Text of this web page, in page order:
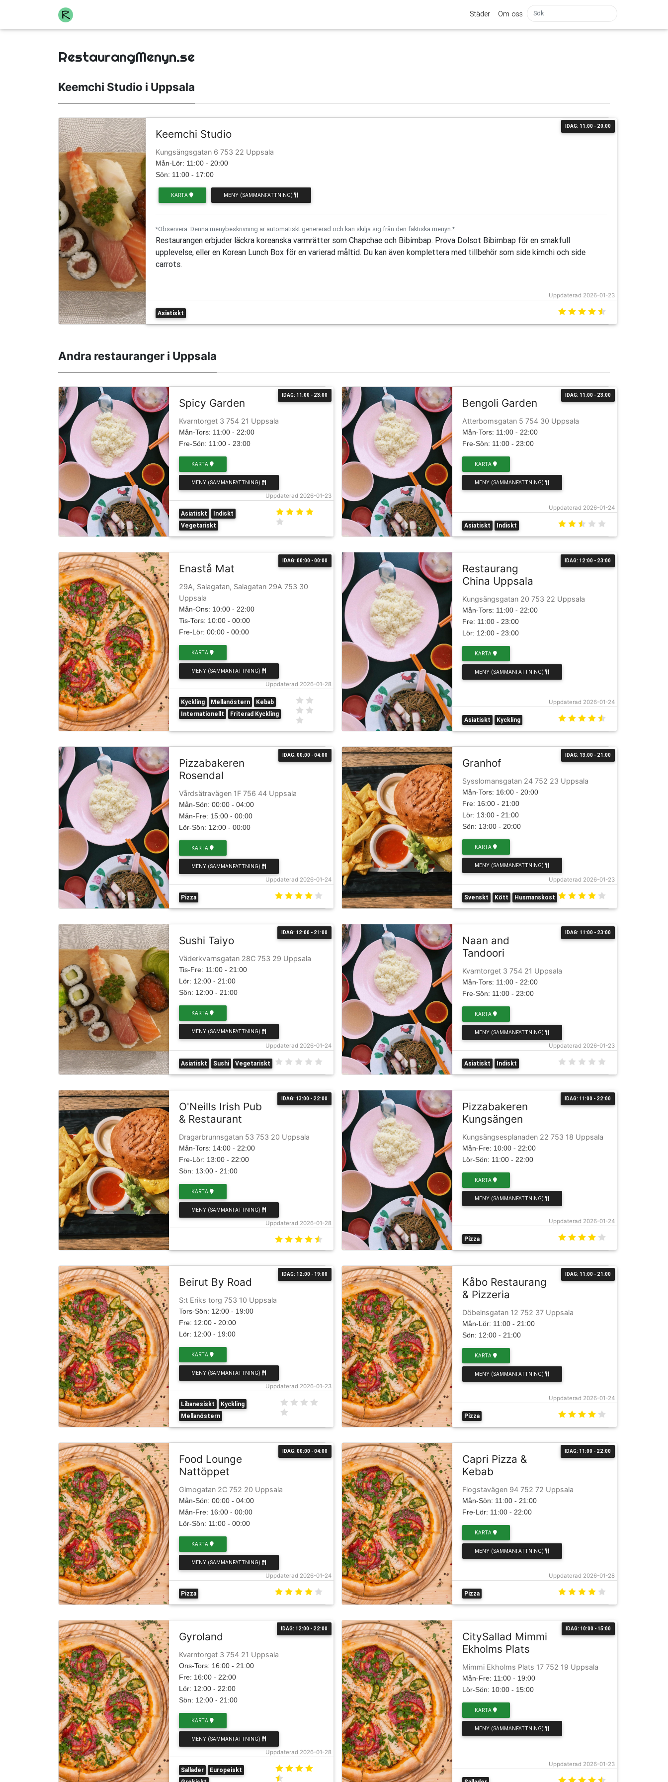
Städer Om oss
RestaurangMenyn.se
Keemchi Studio i Uppsala
IDAG: 11:00 - 20:00
Keemchi Studio
Kungsängsgatan 6 753 22 Uppsala
Mån-Lör: 11:00 - 20:00
Sön: 11:00 - 17:00
Uppdaterad 2026-01-23
KARTA MENY (SAMMANFATTNING)
*Observera: Denna menybeskrivning är automatiskt genererad och kan skilja sig från den faktiska menyn.*
Restaurangen erbjuder läckra koreanska varmrätter som Chapchae och Bibimbap. Prova Dolsot Bibimbap för en smakfull
upplevelse, eller en Korean Lunch Box för en varierad måltid. Du kan även komplettera med tillbehör som side kimchi och side
carrots.
Asiatiskt
Andra restauranger i Uppsala
IDAG: 11:00 - 23:00
Spicy Garden
Kvarntorget 3 754 21 Uppsala
Mån-Tors: 11:00 - 22:00
Fre-Sön: 11:00 - 23:00
Uppdaterad 2026-01-23
KARTA
MENY (SAMMANFATTNING)
Asiatiskt
Indiskt
Vegetariskt
IDAG: 11:00 - 23:00
Bengoli Garden
Atterbomsgatan 5 754 30 Uppsala
Mån-Tors: 11:00 - 22:00
Fre-Sön: 11:00 - 23:00
Uppdaterad 2026-01-24
KARTA
MENY (SAMMANFATTNING)
Asiatiskt Indiskt
IDAG: 00:00 - 00:00
Enastå Mat
29A, Salagatan, Salagatan 29A 753 30
Uppsala
Mån-Ons: 10:00 - 22:00
Tis-Tors: 10:00 - 00:00
Fre-Lör: 00:00 - 00:00
Uppdaterad 2026-01-28
KARTA
MENY (SAMMANFATTNING)
Kyckling Mellanöstern
Kebab
Internationellt
Friterad Kyckling
IDAG: 12:00 - 23:00
Restaurang
China Uppsala
Kungsängsgatan 20 753 22 Uppsala
Mån-Tors: 11:00 - 22:00
Fre: 11:00 - 23:00
Lör: 12:00 - 23:00
Uppdaterad 2026-01-24
KARTA
MENY (SAMMANFATTNING)
Asiatiskt Kyckling
IDAG: 00:00 - 04:00
Pizzabakeren
Rosendal
Vårdsätravägen 1F 756 44 Uppsala
Mån-Sön: 00:00 - 04:00
Mån-Fre: 15:00 - 00:00
Lör-Sön: 12:00 - 00:00
Uppdaterad 2026-01-24
KARTA
MENY (SAMMANFATTNING)
Pizza
IDAG: 13:00 - 21:00
Granhof
Sysslomansgatan 24 752 23 Uppsala
Mån-Tors: 16:00 - 20:00
Fre: 16:00 - 21:00
Lör: 13:00 - 21:00
Sön: 13:00 - 20:00
Uppdaterad 2026-01-23
KARTA
MENY (SAMMANFATTNING)
Svenskt Kött Husmanskost
IDAG: 12:00 - 21:00
Sushi Taiyo
Väderkvarnsgatan 28C 753 29 Uppsala
Tis-Fre: 11:00 - 21:00
Lör: 12:00 - 21:00
Sön: 12:00 - 21:00
Uppdaterad 2026-01-24
KARTA
MENY (SAMMANFATTNING)
Asiatiskt Sushi Vegetariskt
IDAG: 11:00 - 23:00
Naan and
Tandoori
Kvarntorget 3 754 21 Uppsala
Mån-Tors: 11:00 - 22:00
Fre-Sön: 11:00 - 23:00
Uppdaterad 2026-01-23
KARTA
MENY (SAMMANFATTNING)
Asiatiskt Indiskt
IDAG: 13:00 - 22:00
O'Neills Irish Pub
& Restaurant
Dragarbrunnsgatan 53 753 20 Uppsala
Mån-Tors: 14:00 - 22:00
Fre-Lör: 13:00 - 22:00
Sön: 13:00 - 21:00
Uppdaterad 2026-01-28
KARTA
MENY (SAMMANFATTNING)
IDAG: 11:00 - 22:00
Pizzabakeren
Kungsängen
Kungsängsesplanaden 22 753 18 Uppsala
Mån-Fre: 10:00 - 22:00
Lör-Sön: 11:00 - 22:00
Uppdaterad 2026-01-24
KARTA
MENY (SAMMANFATTNING)
Pizza
IDAG: 12:00 - 19:00
Beirut By Road
S:t Eriks torg 753 10 Uppsala
Tors-Sön: 12:00 - 19:00
Fre: 12:00 - 20:00
Lör: 12:00 - 19:00
Uppdaterad 2026-01-23
KARTA
MENY (SAMMANFATTNING)
Libanesiskt
Kyckling
Mellanöstern
IDAG: 11:00 - 21:00
Kåbo Restaurang
& Pizzeria
Döbelnsgatan 12 752 37 Uppsala
Mån-Lör: 11:00 - 21:00
Sön: 12:00 - 21:00
Uppdaterad 2026-01-24
KARTA
MENY (SAMMANFATTNING)
Pizza
IDAG: 00:00 - 04:00
Food Lounge
Nattöppet
Gimogatan 2C 752 20 Uppsala
Mån-Sön: 00:00 - 04:00
Mån-Fre: 16:00 - 00:00
Lör-Sön: 11:00 - 00:00
Uppdaterad 2026-01-24
KARTA
MENY (SAMMANFATTNING)
Pizza
IDAG: 11:00 - 22:00
Capri Pizza &
Kebab
Flogstavägen 94 752 72 Uppsala
Mån-Sön: 11:00 - 21:00
Fre-Lör: 11:00 - 22:00
Uppdaterad 2026-01-28
KARTA
MENY (SAMMANFATTNING)
Pizza
IDAG: 12:00 - 22:00
Gyroland
Kvarntorget 3 754 21 Uppsala
Ons-Tors: 16:00 - 21:00
Fre: 16:00 - 22:00
Lör: 12:00 - 22:00
Sön: 12:00 - 21:00
Uppdaterad 2026-01-28
KARTA
MENY (SAMMANFATTNING)
Sallader
Europeiskt
IDAG: 10:00 - 15:00
CitySallad Mimmi
Ekholms Plats
Mimmi Ekholms Plats 17 752 19 Uppsala
Mån-Fre: 11:00 - 19:00
Lör-Sön: 10:00 - 15:00
Uppdaterad 2026-01-23
KARTA
MENY (SAMMANFATTNING)